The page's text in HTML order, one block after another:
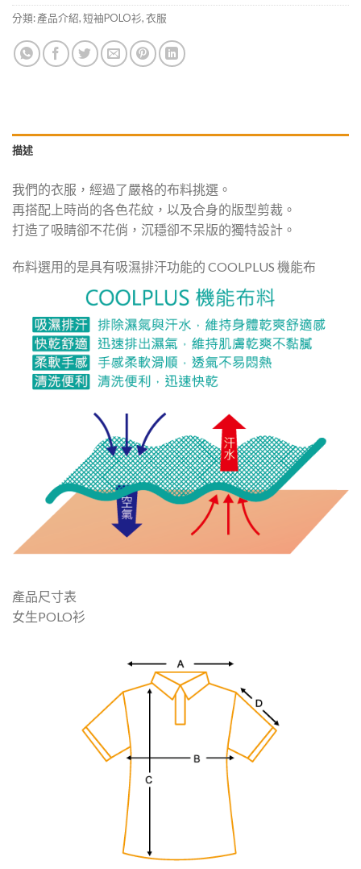
分類:產品介紹,短袖POLO衫,衣服
描述
我們的衣服，經過了嚴格的布料挑選。
再搭配上時尚的各色花紋，以及合身的版型剪裁。
打造了吸睛卻不花俏，沉穩卻不呆版的獨特設計。
布料選用的是具有吸濕排汗功能的 COOLPLUS 機能布
產品尺寸表
女生POLO衫